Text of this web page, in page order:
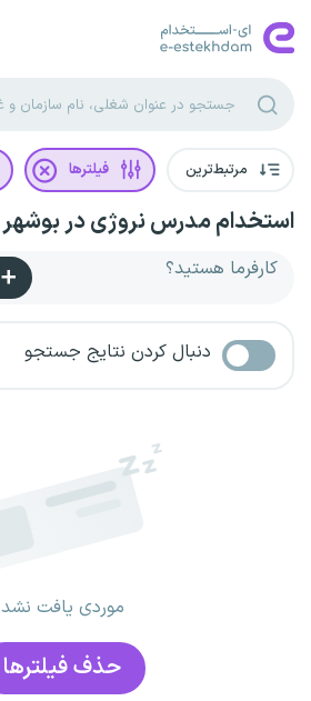
مرتبط‌ترین فیلترها
استخدام مدرس نروژی در بوشهر
کارفرما هستید؟
دنبال کردن نتایج جستجو
موردی یافت نشد
حذف فیلتر‌ها